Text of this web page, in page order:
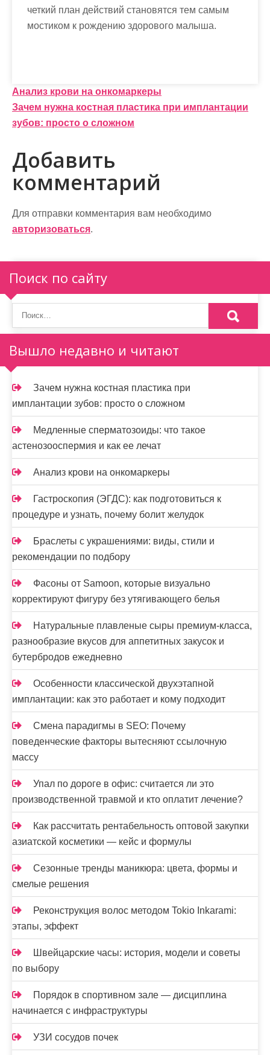
четкий план действий становятся тем самым
мостиком к рождению здорового малыша.
Н
а
и
г
а
ц
я
п
о
з
а
п
и
с
я
м
Анализ крови на онкомаркеры
Зачем нужна костная пластика при имплантации
зубов: просто о сложном
Добавить
комментарий
Для отправки комментария вам необходимо
авторизоваться.
Поиск по сайту
Вышло недавно и читают
Зачем нужна костная пластика при
имплантации зубов: просто о сложном
Медленные сперматозоиды: что такое
астенозооспермия и как ее лечат
Анализ крови на онкомаркеры
Гастроскопия (ЭГДС): как подготовиться к
процедуре и узнать, почему болит желудок
Браслеты с украшениями: виды, стили и
рекомендации по подбору
Фасоны от Samoon, которые визуально
корректируют фигуру без утягивающего белья
Натуральные плавленые сыры премиум-класса,
разнообразие вкусов для аппетитных закусок и
бутербродов ежедневно
Особенности классической двухэтапной
имплантации: как это работает и кому подходит
Смена парадигмы в SEO: Почему
поведенческие факторы вытесняют ссылочную
массу
Упал по дороге в офис: считается ли это
производственной травмой и кто оплатит лечение?
Как рассчитать рентабельность оптовой закупки
азиатской косметики — кейс и формулы
Сезонные тренды маникюра: цвета, формы и
смелые решения
Реконструкция волос методом Tokio Inkarami:
этапы, эффект
Швейцарские часы: история, модели и советы
по выбору
Порядок в спортивном зале — дисциплина
начинается с инфраструктуры
УЗИ сосудов почек